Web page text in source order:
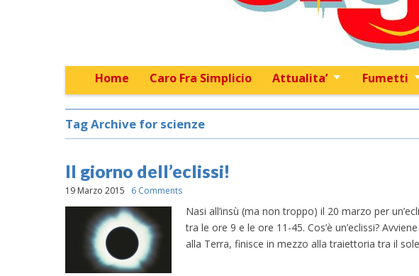
Home Caro Fra Simplicio Attualita’ Fumetti
Sub menu
Tag Archive for scienze
Il giorno dell’eclissi!
19 Marzo 2015 6 Comments
Nasi all’insù (ma non troppo) il 20 marzo per
tra le ore 9 e le ore 11-45. Cos’è un’eclissi?
alla Terra, finisce in mezzo alla traiettoria tra il